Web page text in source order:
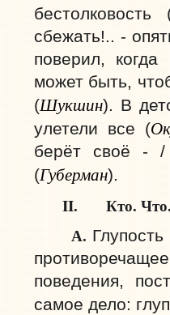
бестолковость
сбежать!.. -
поверил,
может быть,
(Шукшин). В
улетели все (
берёт своё - /
(Губерман).
II. Кто.
А.
поведения,
самое дело: